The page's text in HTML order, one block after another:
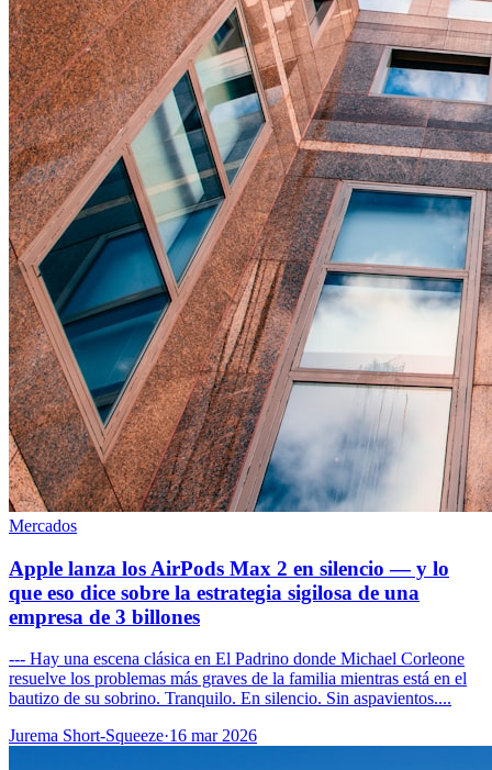
Mercados
Apple lanza los AirPods Max 2 en silencio — y lo
que eso dice sobre la estrategia sigilosa de una
empresa de 3 billones
--- Hay una escena clásica en El Padrino donde Michael Corleone
resuelve los problemas más graves de la familia mientras está en el
bautizo de su sobrino. Tranquilo. En silencio. Sin aspavientos....
Jurema Short-Squeeze·16 mar 2026